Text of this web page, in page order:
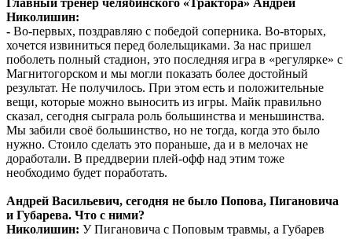
Николишин:
- Во-первых, поздравляю с победой соперника. Во-вторых,
хочется извиниться перед болельщиками. За нас пришел
поболеть полный стадион, это последняя игра в «регулярке» с
Магнитогорском и мы могли показать более достойный
результат. Не получилось. При этом есть и положительные
вещи, которые можно выносить из игры. Майк правильно
сказал, сегодня сыграла роль большинства и меньшинства.
Мы забили своё большинство, но не тогда, когда это было
нужно. Стоило сделать это пораньше, да и в мелочах не
доработали. В преддверии плей-офф над этим тоже
необходимо будет поработать.
Андрей Васильевич, сегодня не было Попова, Пигановича
и Губарева. Что с ними?
Николишин: У Пигановича с Поповым травмы, а Губарев